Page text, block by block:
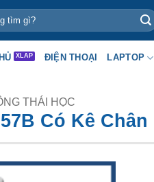
ĐIỆN THOẠI LAPTOP
THÁI HỌC
Có Kê Chân